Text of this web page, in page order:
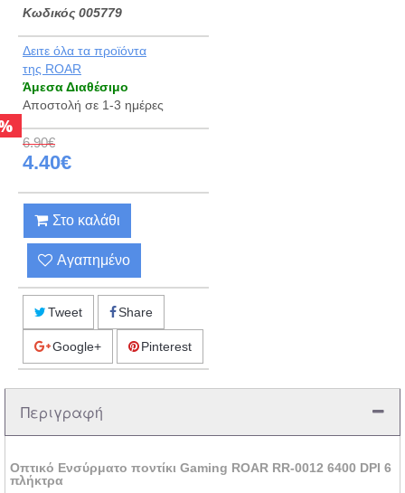
Kωδικός 005779
Δειτε όλα τα προϊόντα
της ROAR
Άμεσα Διαθέσιμο
Αποστολή σε 1-3 ημέρες
6.90€
4.40€
Στο καλάθι
Αγαπημένο
Tweet Share
Google+ Pinterest
Περιγραφή
Οπτικό Ενσύρματο ποντίκι Gaming ROAR RR-0012 6400 DPI 6
πλήκτρα